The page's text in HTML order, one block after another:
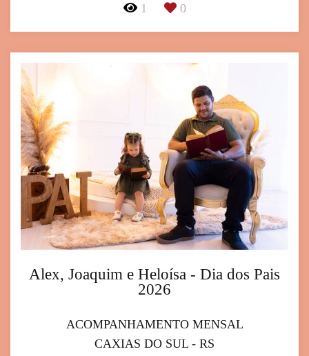
1 0
Alex, Joaquim e Heloísa - Dia dos Pais
2026
ACOMPANHAMENTO MENSAL
CAXIAS DO SUL - RS